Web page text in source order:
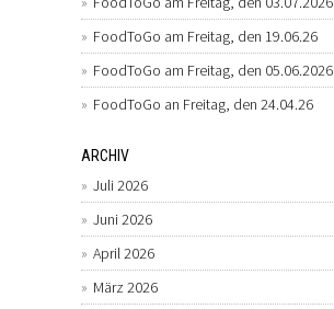
FoodToGo am Freitag, den 19.06.26
FoodToGo am Freitag, den 05.06.2026
FoodToGo an Freitag, den 24.04.26
ARCHIV
Juli 2026
Juni 2026
April 2026
März 2026